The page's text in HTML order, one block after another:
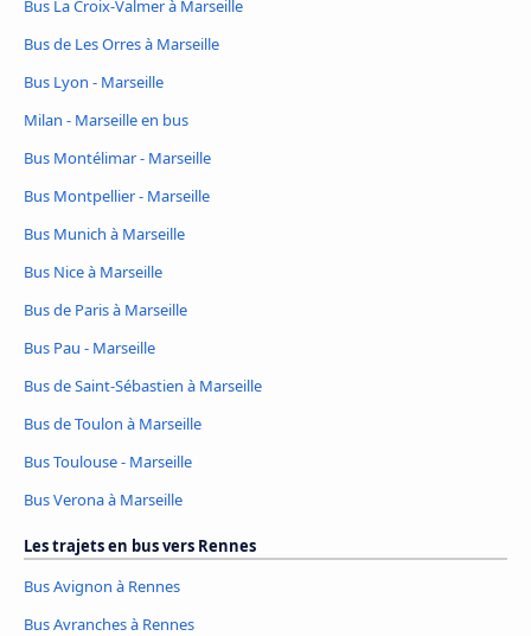
Bus La Croix-Valmer à Marseille
Bus de Les Orres à Marseille
Bus Lyon - Marseille
Milan - Marseille en bus
Bus Montélimar - Marseille
Bus Montpellier - Marseille
Bus Munich à Marseille
Bus Nice à Marseille
Bus de Paris à Marseille
Bus Pau - Marseille
Bus de Saint-Sébastien à Marseille
Bus de Toulon à Marseille
Bus Toulouse - Marseille
Bus Verona à Marseille
Les trajets en bus vers Rennes
Bus Avignon à Rennes
Bus Avranches à Rennes